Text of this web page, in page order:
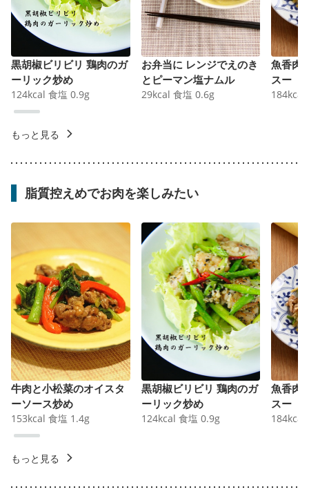
黒胡椒ビリビリ 鶏肉のガ
ーリック炒め
124kcal 食塩 0.9g
お弁当に レンジでえのき
とピーマン塩ナムル
29kcal 食塩 0.6g
魚香肉
スー
184kcal
もっと見る
脂質控えめでお肉を楽しみたい
牛肉と小松菜のオイスタ
ーソース炒め
153kcal 食塩 1.4g
黒胡椒ビリビリ 鶏肉のガ
ーリック炒め
124kcal 食塩 0.9g
魚香肉
スー
184kcal
もっと見る